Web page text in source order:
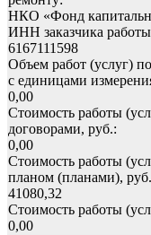
НКО «Фонд
ИНН заказчика
6167111598
Объем работ (услуг)
с единицами
0,00
Стоимость работы
договорами, руб.:
0,00
Стоимость работы
планом (планами),
41080,32
Стоимость работы
0,00